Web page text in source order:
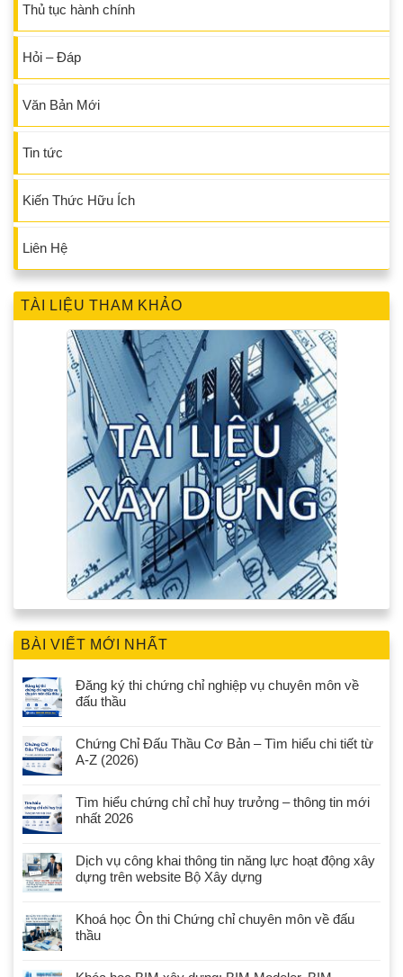
Thủ tục hành chính
Hỏi – Đáp
Văn Bản Mới
Tin tức
Kiến Thức Hữu Ích
Liên Hệ
TÀI LIỆU THAM KHẢO
BÀI VIẾT MỚI NHẤT
Đăng ký thi chứng chỉ nghiệp vụ chuyên môn về
đấu thầu
Chứng Chỉ Đấu Thầu Cơ Bản – Tìm hiểu chi tiết từ
A-Z (2026)
Tìm hiểu chứng chỉ chỉ huy trưởng – thông tin mới
nhất 2026
Dịch vụ công khai thông tin năng lực hoạt động xây
dựng trên website Bộ Xây dựng
Khoá học Ôn thi Chứng chỉ chuyên môn về đấu
thầu